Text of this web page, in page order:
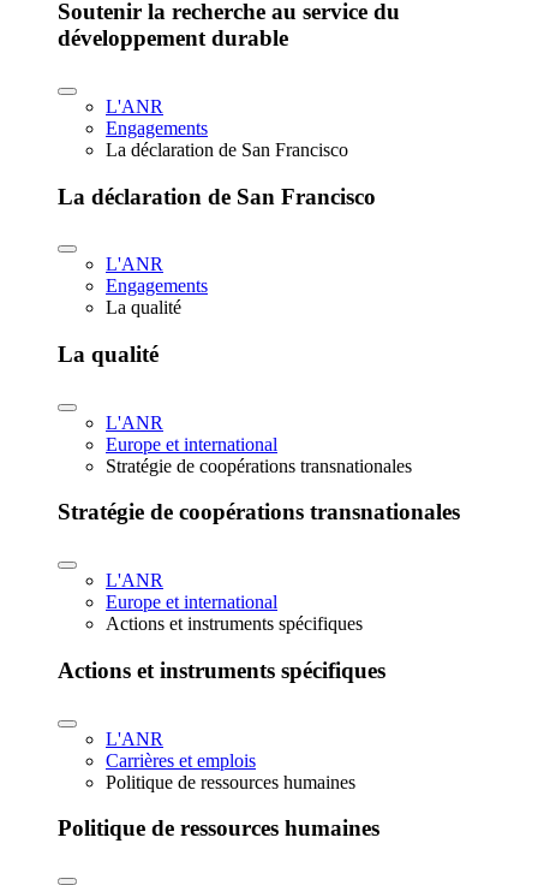
Soutenir la recherche au service du
développement durable
L'ANR
Engagements
La déclaration de San Francisco
La déclaration de San Francisco
L'ANR
Engagements
La qualité
La qualité
L'ANR
Europe et international
Stratégie de coopérations transnationales
Stratégie de coopérations transnationales
L'ANR
Europe et international
Actions et instruments spécifiques
Actions et instruments spécifiques
L'ANR
Carrières et emplois
Politique de ressources humaines
Politique de ressources humaines